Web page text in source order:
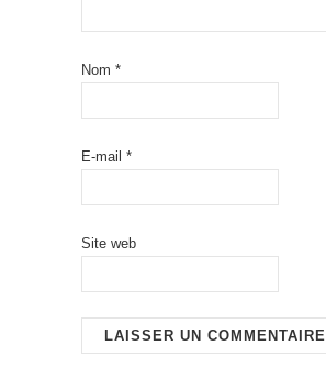
Nom *
E-mail *
Site web